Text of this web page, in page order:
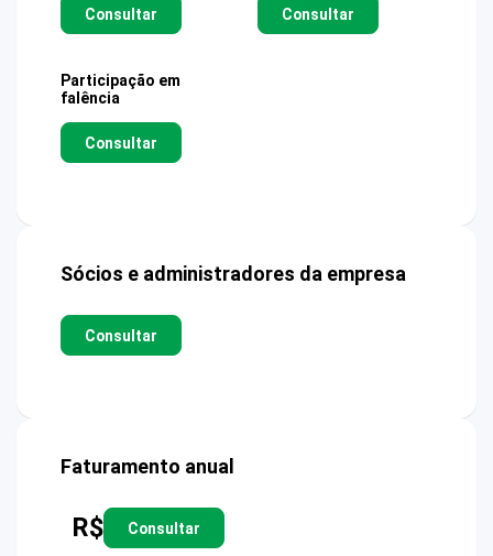
Consultar Consultar
Participação em
falência
Consultar
Sócios e administradores da empresa
Consultar
Faturamento anual
R$ Consultar